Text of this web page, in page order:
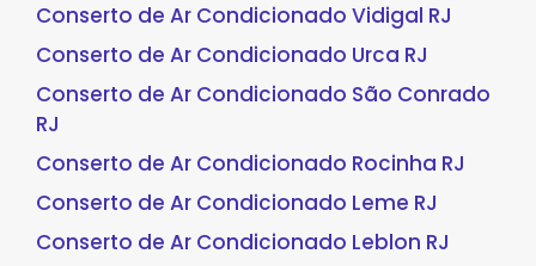
Conserto de Ar Condicionado Vidigal RJ
Conserto de Ar Condicionado Urca RJ
Conserto de Ar Condicionado São Conrado
RJ
Conserto de Ar Condicionado Rocinha RJ
Conserto de Ar Condicionado Leme RJ
Conserto de Ar Condicionado Leblon RJ